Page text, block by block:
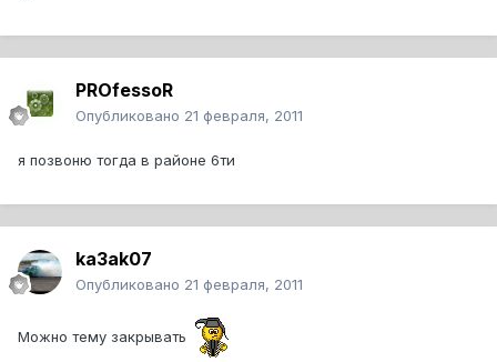
PROfessoR
Опубликовано 21 февраля, 2011
я позвоню тогда в районе 6ти
ka3ak07
Опубликовано 21 февраля, 2011
Можно тему закрывать